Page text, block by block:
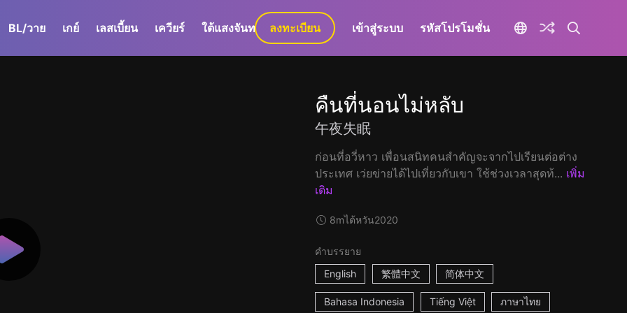
BL/วาย เกย์ เลสเบี้ยน เควียร์ ใต้แสงจันทร์ GaLa+
ลงทะเบียน เข้าสู่ระบบ รหัสโปรโมชั่น
คืนที่นอนไม่หลับ
午夜失眠
ก่อนที่อวี่หาว เพื่อนสนิทคนสำคัญจะจากไปเรียนต่อต่าง
ประเทศ เว่ยข่ายได้ไปเที่ยวกับเขา ใช้ช่วงเวลาสุดท้... เพิ่ม
เติม
8mไต้หวัน2020
คำบรรยาย
English
繁體中文 简体中文
Bahasa Indonesia Tiếng Việt ภาษาไทย